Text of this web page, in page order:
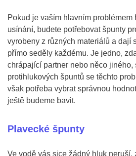
Pokud je vaším hlavním problémem
usínání, budete potřebovat špunty
vyrobeny z různých materiálů a dají
přímo seděly každému. Je jedno,
chrápající partner nebo něco jiného,
protihlukových špuntů se těchto
však potřeba vybrat správnou
ještě budeme bavit.
Plavecké špunty
Ve vodě vás sice žádný hluk neruší,